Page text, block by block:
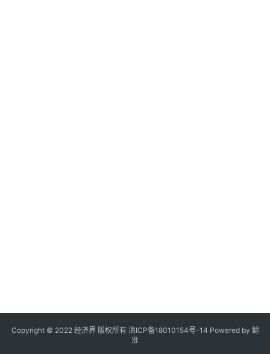
Copyright © 2022 经济界 版权所有 滇ICP备18010154号-14 Powered by 鲸
准